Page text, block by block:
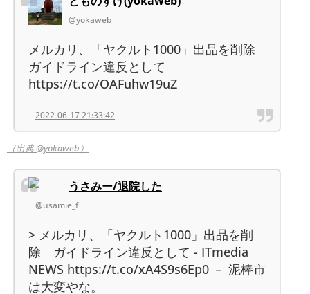
@yokaweb
メルカリ、「ヤクルト1000」出品を削除
ガイドライン違反として
https://t.co/OAFuhw19uZ
2022-06-17 21:33:42
（出典 @yokaweb）
うさみー/退院した
@usamie_f
> メルカリ、「ヤクルト1000」出品を削
除 ガイドライン違反として - ITmedia
NEWS https://t.co/xA4S9s6Ep0 － 泥棒市
は大変やな。